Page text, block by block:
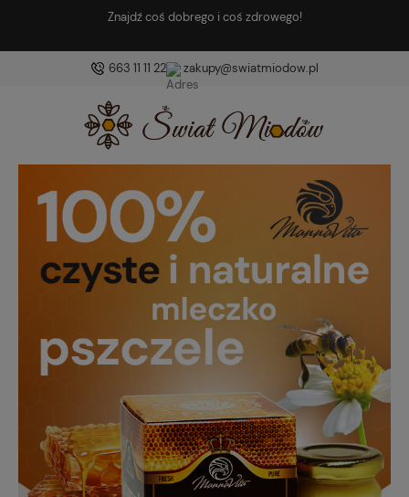
Znajdź coś dobrego i coś zdrowego!
663 11 11 22 zakupy@swiatmiodow.pl